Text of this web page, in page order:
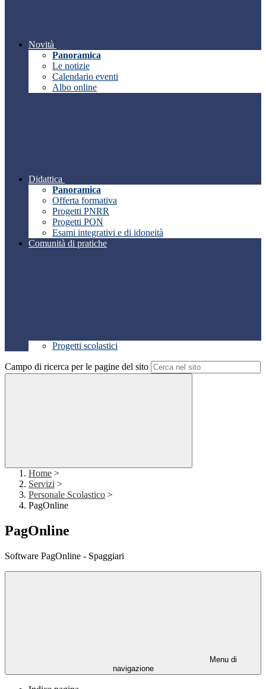
Novità
Panoramica
Le notizie
Calendario eventi
Albo online
Didattica
Panoramica
Offerta formativa
Progetti PNRR
Progetti PON
Esami integrativi e di idoneità
Comunità di pratiche
Progetti scolastici
Campo di ricerca per le pagine del sito
Home >
Servizi >
Personale Scolastico >
PagOnline
PagOnline
Software PagOnline - Spaggiari
Menu di
navigazione